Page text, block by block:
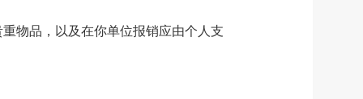
物品，以及在你单位报销应由个人支